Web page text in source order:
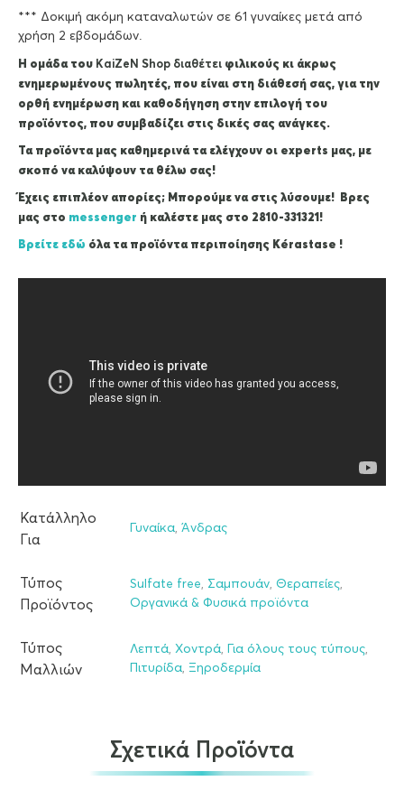
*** Δοκιμή ακόμη καταναλωτών σε 61 γυναίκες μετά από
χρήση 2 εβδομάδων.
Η ομάδα του KaiZeΝ Shop διαθέτει φιλικούς κι άκρως
ενημερωμένους πωλητές, που είναι στη διάθεσή σας, για την
ορθή ενημέρωση και καθοδήγηση στην επιλογή του
προϊόντος, που συμβαδίζει στις δικές σας ανάγκες.
Τα προϊόντα μας καθημερινά τα ελέγχουν οι experts μας, με
σκοπό να καλύψουν τα θέλω σας!
Έχεις επιπλέον απορίες; Μπορούμε να στις λύσουμε! Βρες
μας στο messenger ή καλέστε μας στο 2810-331321!
Βρείτε εδώ όλα τα προϊόντα περιποίησης Kérastase !
Κατάλληλο
Για
Γυναίκα Άνδρας
Τύπος
Προϊόντος
Sulfate free Σαμπουάν Θεραπείες
Οργανικά & Φυσικά προϊόντα
Τύπος
Μαλλιών
Λεπτά Χοντρά Για όλους τους τύπους
Πιτυρίδα Ξηροδερμία
Σχετικά Προϊόντα